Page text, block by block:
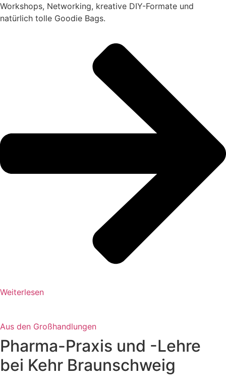
Workshops, Networking, kreative DIY-Formate und
natürlich tolle Goodie Bags.
Weiterlesen
Aus den Großhandlungen
Pharma-Praxis und -Lehre
bei Kehr Braunschweig